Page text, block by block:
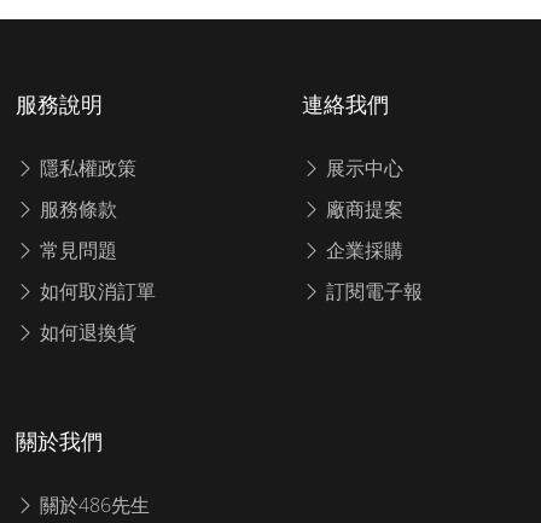
服務說明
隱私權政策
服務條款
常見問題
如何取消訂單
如何退換貨
連絡我們
展示中心
廠商提案
企業採購
訂閱電子報
關於我們
關於486先生